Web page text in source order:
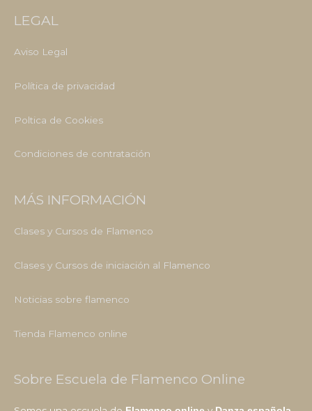
LEGAL
Aviso Legal
Política de privacidad
Poltica de Cookies
Condiciones de contratación
MÁS INFORMACIÓN
Clases y Cursos de Flamenco
Clases y Cursos de iniciación al Flamenco
Noticias sobre flamenco
Tienda Flamenco online
Sobre Escuela de Flamenco Online